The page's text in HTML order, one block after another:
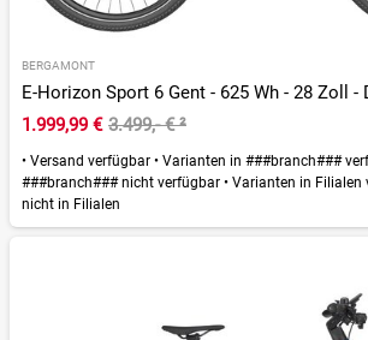
BERGAMONT
E-Horizon Sport 6 Gent - 625 Wh - 28 Zoll -
1.999,99 € 3.499,- €²
• Versand verfügbar • Varianten in ###branch###
###branch### nicht verfügbar • Varianten in Filialen
nicht in Filialen